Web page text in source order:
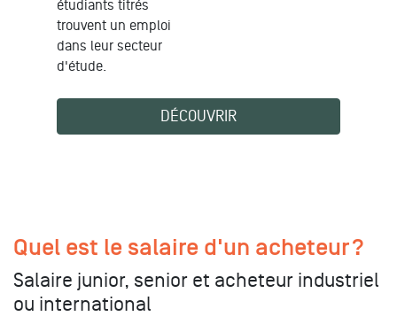
étudiants titrés
trouvent un emploi
dans leur secteur
d'étude.
DÉCOUVRIR
Quel est le salaire d'un acheteur ?
Salaire junior, senior et acheteur industriel
ou international